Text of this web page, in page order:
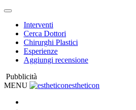
Interventi
Cerca Dottori
Chirurghi Plastici
Esperienze
Aggiungi recensione
Pubblicità
MENU
estheticon